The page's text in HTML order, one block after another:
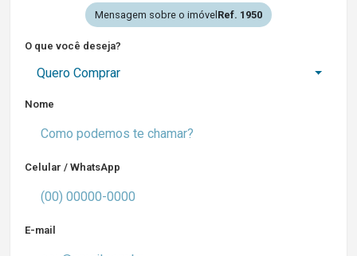
Mensagem sobre o imóvel Ref. 1950
O que você deseja?
Quero Comprar
Nome
Celular / WhatsApp
E-mail